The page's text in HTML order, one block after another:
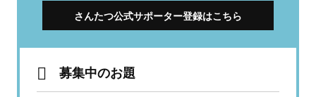
さんたつ公式サポーター登録はこちら
募集中のお題